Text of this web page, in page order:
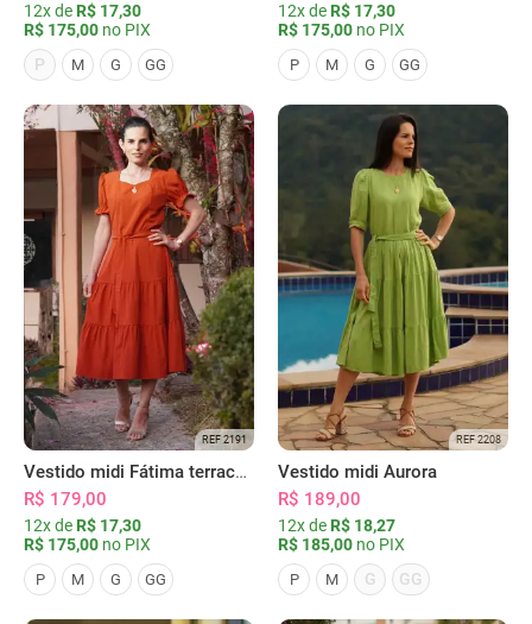
12x de R$ 17,30
R$ 175,00 no PIX
P
M G GG
12x de R$ 17,30
R$ 175,00 no PIX
P M G GG
REF 2191
Vestido midi Fátima terracota
R$ 179,00
12x de R$ 17,30
R$ 175,00 no PIX
P M G GG
REF 2208
Vestido midi Aurora
R$ 189,00
12x de R$ 18,27
R$ 185,00 no PIX
P M G GG